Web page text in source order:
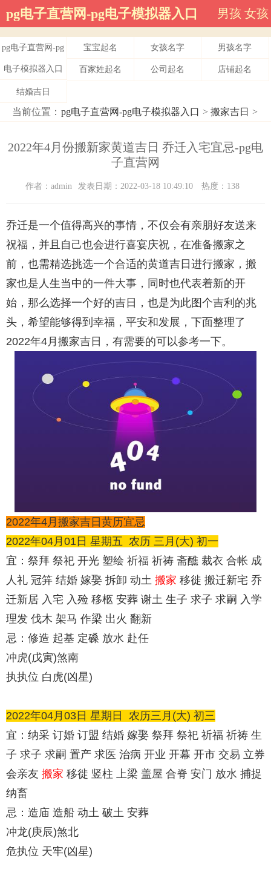
pg电子直营网-pg电子模拟器入口 男孩 女孩
pg电子直营网-pg
电子模拟器入口
宝宝起名 女孩名字 男孩名字
百家姓起名 公司起名 店铺起名
结婚吉日
当前位置： pg电子直营网-pg电子模拟器入口 > 搬家吉日 >
2022年4月份搬新家黄道吉日 乔迁入宅宜忌-pg电
子直营网
作者：admin 发表日期：2022-03-18 10:49:10 热度：138
乔迁是一个值得高兴的事情，不仅会有亲朋好友送来
祝福，并且自己也会进行喜宴庆祝，在准备搬家之
前，也需精选挑选一个合适的黄道吉日进行搬家，搬
家也是人生当中的一件大事，同时也代表着新的开
始，那么选择一个好的吉日，也是为此图个吉利的兆
头，希望能够得到幸福，平安和发展，下面整理了
2022年4月搬家吉日，有需要的可以参考一下。
2022年4月搬家吉日黄历宜忌
2022年04月01日 星期五 农历 三月(大) 初一
宜：祭拜 祭祀 开光 塑绘 祈福 祈祷 斋醮 裁衣 合帐 成
人礼 冠笄 结婚 嫁娶 拆卸 动土 搬家 移徙 搬迁新宅 乔
迁新居 入宅 入殓 移柩 安葬 谢土 生子 求子 求嗣 入学
理发 伐木 架马 作梁 出火 翻新
忌：修造 起基 定磉 放水 赴任
冲虎(戊寅)煞南
执执位 白虎(凶星)
2022年04月03日 星期日 农历三月(大) 初三
宜：纳采 订婚 订盟 结婚 嫁娶 祭拜 祭祀 祈福 祈祷 生
子 求子 求嗣 置产 求医 治病 开业 开幕 开市 交易 立券
会亲友 搬家 移徙 竖柱 上梁 盖屋 合脊 安门 放水 捕捉
纳畜
忌：造庙 造船 动土 破土 安葬
冲龙(庚辰)煞北
危执位 天牢(凶星)